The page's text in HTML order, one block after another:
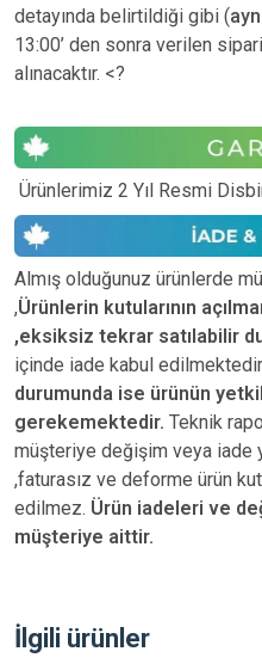
detayında belirtildiği gibi (
13:00’ den sonra verilen
alınacaktır. <?
Ürünlerimiz 2 Yıl Resmi
Almış olduğunuz ürünlerde
,Ürünlerin kutularının
,eksiksiz tekrar satılabilir
içinde iade kabul
durumunda ise ürünün
gerekemektedir. Teknik
müşteriye değişim veya iade
,faturasız ve deforme ürün
edilmez. Ürün iadeleri ve
müşteriye aittir.
İlgili ürünler